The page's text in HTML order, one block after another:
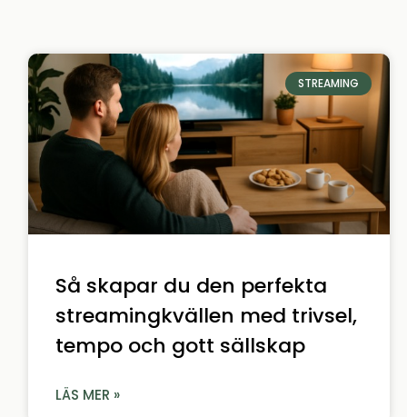
STREAMING
Så skapar du den perfekta
streamingkvällen med trivsel,
tempo och gott sällskap
LÄS MER »